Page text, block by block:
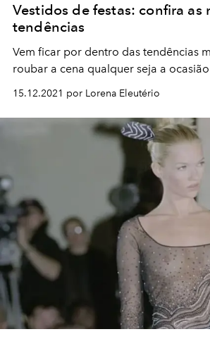
Vestidos de festas: confira as
tendências
Vem ficar por dentro das tendências
roubar a cena qualquer seja a ocasião
15.12.2021 por Lorena Eleutério